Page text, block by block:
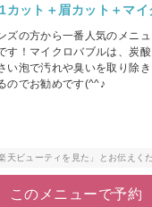
メンズパ
眉カラー・
カット＋眉カット＋マ
ズの方から一番人気のメニ
す！マイクロバブルは、炭
い泡で汚れや臭いを取り除
のでお勧めです(^^♪
天ビューティを見た」とお伝えくだ
このメニューで予約